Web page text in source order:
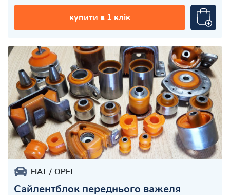
купити в 1 клік
FIAT OPEL
Сайлентблок переднього важеля